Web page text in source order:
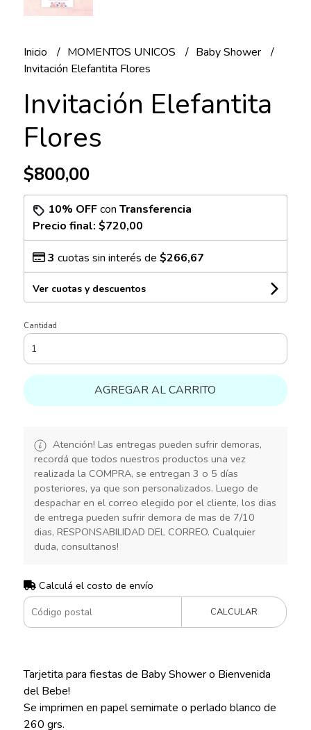
Inicio MOMENTOS UNICOS
Baby Shower
Invitación Elefantita Flores
Invitación Elefantita
Flores
$800,00
10% OFFcon Transferencia
Precio final: $720,00
3 cuotas sin interés de $266,67
Ver cuotas y descuentos
Cantidad
AGREGAR AL CARRITO
Atención! Las entregas pueden sufrir demoras,
recordá que todos nuestros productos una vez
realizada la COMPRA, se entregan 3 o 5 días
posteriores, ya que son personalizados. Luego de
despachar en el correo elegido por el cliente, los dias
de entrega pueden sufrir demora de mas de 7/10
dias, RESPONSABILIDAD DEL CORREO. Cualquier
duda, consultanos!
Calculá el costo de envío
CALCULAR
Tarjetita para fiestas de Baby Shower o Bienvenida
del Bebe!
Se imprimen en papel semimate o perlado blanco de
260 grs.